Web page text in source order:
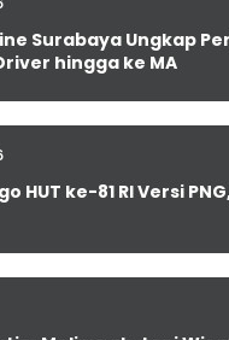
Surabaya Ungkap
hingga ke MA
HUT ke-81 RI Versi